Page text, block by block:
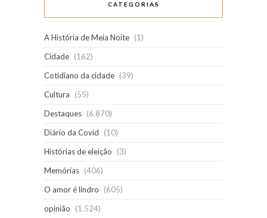
CATEGORIAS
A História de Meia Noite (1)
Cidade (162)
Cotidiano da cidade (39)
Cultura
(55)
Destaques (6.870)
Diário da Covid
(10)
Histórias de eleição
(3)
Memórias (406)
O amor é lindro
(605)
opinião
(1.524)